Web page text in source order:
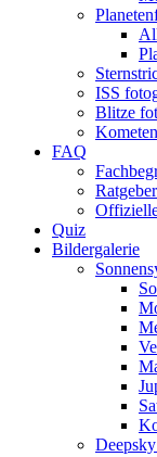
ISS
Blitze
FAQ
Quiz
Bildergalerie